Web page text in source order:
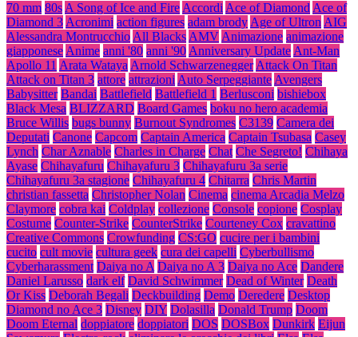
70 mm 80s A Song of Ice and Fire Accordi Ace of Diamond Ace of
Diamond 3 Acronimi action figures adam brody Age of Ultron AIG
Alessandra Montrucchio All Blacks AMV Animazione animazione
giapponese Anime anni '80 anni '90 Anniversary Update Ant-Man
Apollo 11 Arata Wataya Arnold Schwarzenegger Attack On Titan
Attack on Titan 3 attore attrazioni Auto Serpeggiante Avengers
Babysitter Bandai Battlefield Battlefield 1 Berlusconi bishiebox
Black Mesa BLIZZARD Board Games boku no hero academia
Bruce Willis bugs bunny Burnout Syndromes C3139 Camera dei
Deputati Canone Capcom Captain America Captain Tsubasa Casey
Lynch Char Aznable Charles in Charge Chat Che Segreto! Chihaya
Ayase Chihayafuru Chihayafuru 3 Chihayafuru 3a serie
Chihayafuru 3a stagione Chihayafuru 4 Chitarra Chris Martin
christian fassetta Christopher Nolan Cinema cinema Arcadia Melzo
Claymore cobra kai Coldplay collezione Console copione Cosplay
Costume Counter-Strike CounterStrike Courteney Cox cravattino
Creative Commons Crowfunding CS:GO cucire per i bambini
cucito cult movie cultura geek cura dei capelli Cyberbullismo
Cyberharassment Daiya no A Daiya no A 3 Daiya no Ace Dandere
Daniel Larusso dark elf David Schwimmer Dead of Winter Death
Or Kiss Deborah Begali Deckbuilding Demo Deredere Desktop
Diamond no Ace 3 Disney DIY Dolasilla Donald Trump Doom
Doom Eternal doppiatore doppiatori DOS DOSBox Dunkirk Eijun